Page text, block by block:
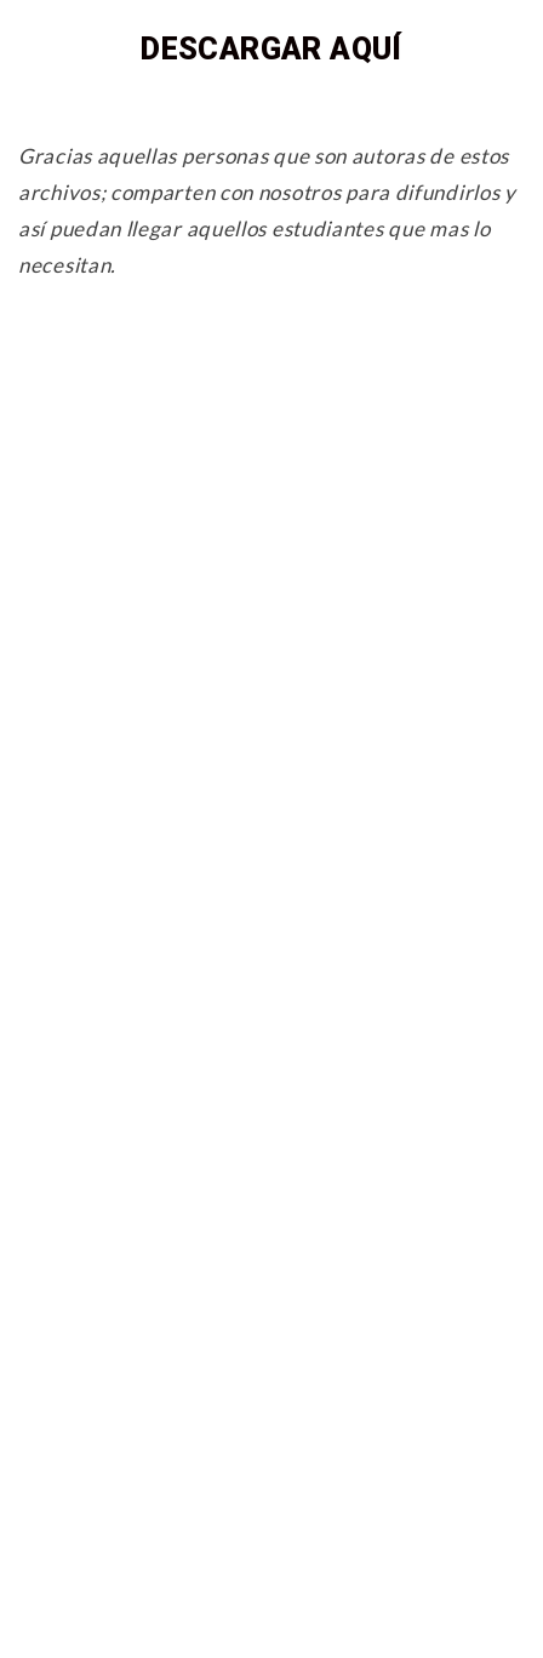
DESCARGAR AQUÍ
Gracias aquellas personas que son autoras de estos
archivos; comparten con nosotros para difundirlos y
así puedan llegar aquellos estudiantes que mas lo
necesitan.